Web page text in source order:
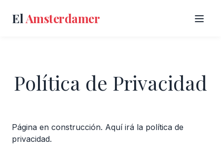
ElAmsterdamer
Política de Privacidad
Página en construcción. Aquí irá la política de
privacidad.